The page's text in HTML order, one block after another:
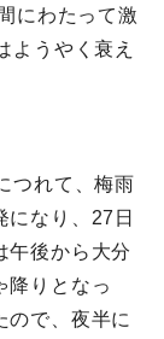
にわたって激
ようやく衰え
つれて、梅雨
になり、27日
午後から大分
降りとなっ
ので、夜半に